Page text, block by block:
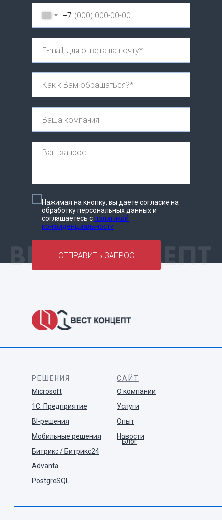
+7
Нажимая на кнопку, вы даете согласие на
обработку персональных данных и
соглашаетесь cполитикой
конфиденциальности
ОТПРАВИТЬ ЗАПРОС
РЕШЕНИЯ
Microsoft
1С: Предприятие
BI-решения
Мобильные решения
Битрикс / Битрикс24
Advanta
PostgreSQL
САЙТ
О компании
Услуги
Опыт
Новости
Блог